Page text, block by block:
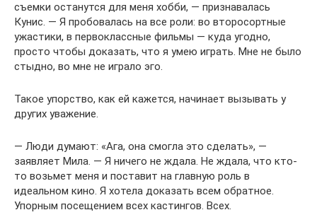
съемки останутся для меня хобби, — признавалась
Кунис. — Я пробовалась на все роли: во второсортные
ужастики, в первоклассные фильмы — куда угодно,
просто чтобы доказать, что я умею играть. Мне не было
стыдно, во мне не играло эго.
Такое упорство, как ей кажется, начинает вызывать у
других уважение.
— Люди думают: «Ага, она смогла это сделать», —
заявляет Мила. — Я ничего не ждала. Не ждала, что кто-
то возьмет меня и поставит на главную роль в
идеальном кино. Я хотела доказать всем обратное.
Упорным посещением всех кастингов. Всех.